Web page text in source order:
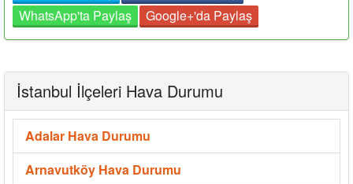
WhatsApp'ta Paylaş
Google+'da Paylaş
İstanbul İlçeleri Hava Durumu
Adalar Hava Durumu
Arnavutköy Hava Durumu